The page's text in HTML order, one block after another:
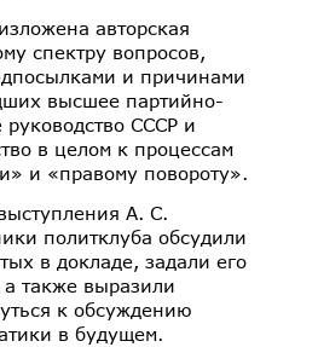
авторская
спектру вопросов,
и причинами
высшее партийно-
руководство СССР и
в целом к процессам
и «правому повороту».
А. С.
политклуба обсудили
в докладе, задали его
также выразили
к обсуждению
в будущем.